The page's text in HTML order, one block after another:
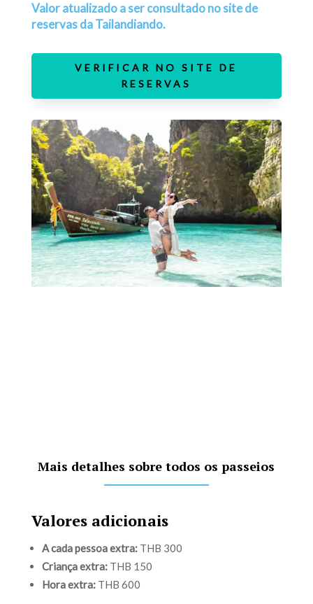
Valor atualizado a ser consultado no site de
reservas da Tailandiando.
VERIFICAR NO SITE DE
RESERVAS
Mais detalhes sobre todos os passeios
Valores adicionais
A cada pessoa extra:THB 300
Criança extra:THB 150
Hora extra:THB 600